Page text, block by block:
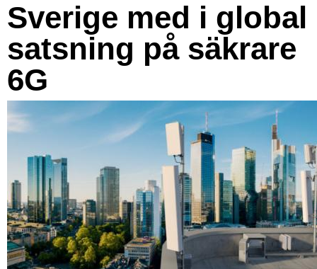
Sverige med i global
satsning på säkrare
6G